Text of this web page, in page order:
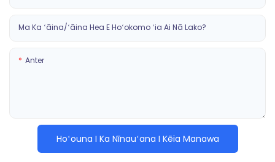
Ma Ka ʻāina/ʻāina Hea E Hoʻokomo ʻia Ai Nā Lako?
Anter
Hoʻouna I Ka Nīnauʻana I Kēia Manawa